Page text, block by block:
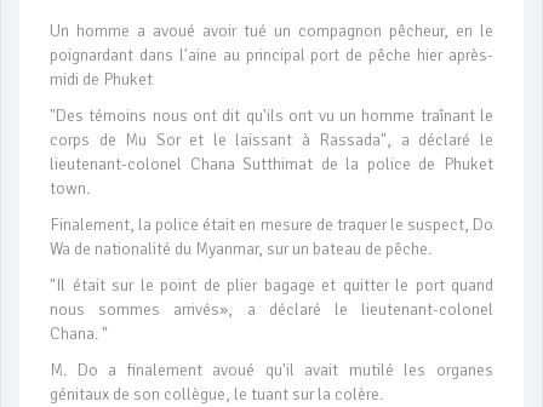
Un homme a avoué avoir tué un compagnon pêcheur, en le
poignardant dans l'aine au principal port de pêche hier après-
midi de Phuket
"Des témoins nous ont dit qu'ils ont vu un homme traînant le
corps de Mu Sor et le laissant à Rassada", a déclaré le
lieutenant-colonel Chana Sutthimat de la police de Phuket
town.
Finalement, la police était en mesure de traquer le suspect, Do
Wa de nationalité du Myanmar, sur un bateau de pêche.
"Il était sur ​​le point de plier bagage et quitter le port quand
nous sommes arrivés», a déclaré le lieutenant-colonel
Chana. "
M. Do a finalement avoué qu'il avait mutilé les organes
génitaux de son collègue, le tuant sur ​​la colère.